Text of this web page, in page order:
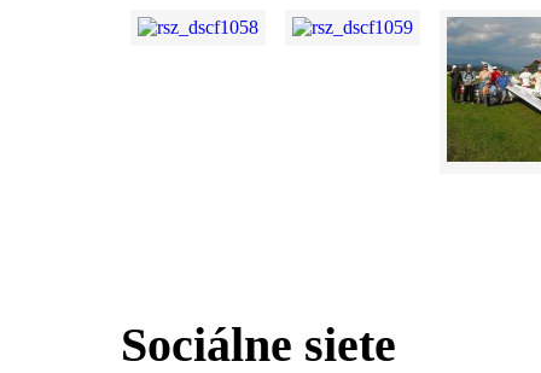
Sociálne siete